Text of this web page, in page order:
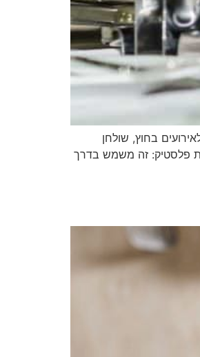
בחוץ, שולחן
פלסטיק: זה משמש בדרך